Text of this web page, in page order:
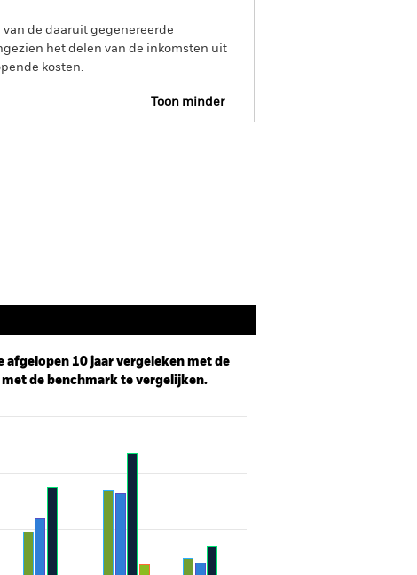
de daaruit gegenereerde
het delen van de inkomsten uit
kosten.
Toon minder
afgelopen 10 jaar vergeleken met de
de benchmark te vergelijken.